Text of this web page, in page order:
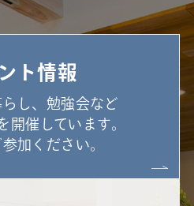
ト情報
し、勉強会など
開催しています。
加ください。